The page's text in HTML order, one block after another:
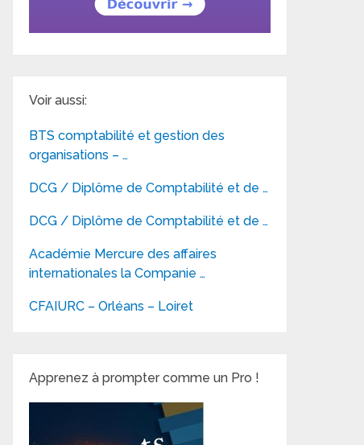
Voir aussi:
BTS comptabilité et gestion des
organisations – …
DCG / Diplôme de Comptabilité et de …
DCG / Diplôme de Comptabilité et de …
Académie Mercure des affaires
internationales la Companie …
CFAIURC – Orléans – Loiret
Apprenez à prompter comme un Pro !